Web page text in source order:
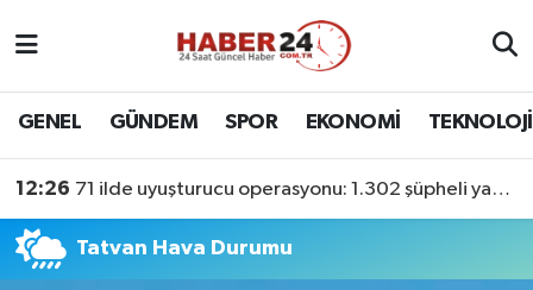
GENEL GÜNDEM SPOR EKONOMİ TEKNOLOJİ
12:26 71 ilde uyuşturucu operasyonu: 1.302 şüpheli yakalandı
Tatvan Hava Durumu
Nöbetçi Eczaneler